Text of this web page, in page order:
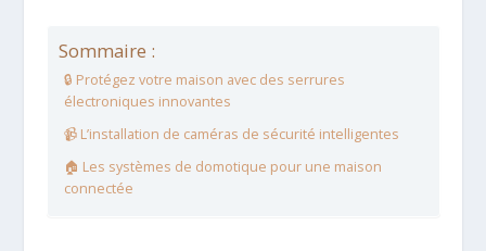
Sommaire :
🔒 Protégez votre maison avec des serrures
électroniques innovantes
📹 L’installation de caméras de sécurité intelligentes
🏠 Les systèmes de domotique pour une maison
connectée